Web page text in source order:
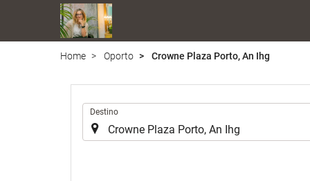
Home Oporto Crowne Plaza Porto, An Ihg
Introduzca
lugar
Destino